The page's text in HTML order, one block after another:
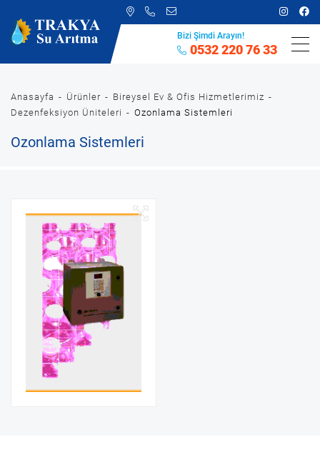
Bizi Şimdi Arayın!
0532 220 76 33
Anasayfa Ürünler
Bireysel Ev & Ofis Hizmetlerimiz
Dezenfeksiyon Üniteleri
Ozonlama Sistemleri
Ozonlama Sistemleri